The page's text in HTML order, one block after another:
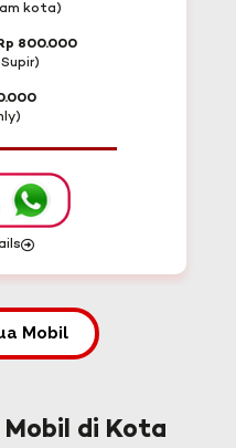
kota)
800.000
Mobil
di Kota